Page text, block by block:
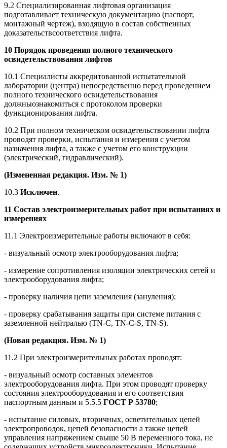
9.2 Специализированная лифтовая организация
подготавливает техническую документацию (паспорт,
монтажный чертеж), входящую в состав собственных
доказательствсоответствия лифта.
10 Порядок проведения полного технического
освидетельствования лифтов
10.1 Специалисты аккредитованной испытательной
лаборатории (центра) непосредственно перед проведением
полного технического освидетельствования
должныознакомиться с протоколом проверки
функционирования лифта.
10.2 При полном техническом освидетельствовании лифта
проводят проверки, испытания и измерения с учетом
назначения лифта, а также с учетом его конструкции
(электрический, гидравлический).
(Измененная редакция. Изм. № 1)
10.3 Исключен.
11 Состав электроизмерительных работ при испытаниях и
измерениях
11.1 Электроизмерительные работы включают в себя:
- визуальный осмотр электрооборудования лифта;
- измерение сопротивления изоляции электрических сетей и
электрооборудования лифта;
- проверку наличия цепи заземления (зануления);
- проверку срабатывания защиты при системе питания с
заземленной нейтралью (TN-C, TN-C-S, TN-S).
(Новая редакция. Изм. № 1)
11.2 При электроизмерительных работах проводят:
- визуальный осмотр составных элементов
электрооборудования лифта. При этом проводят проверку
состояния электрооборудования и его соответствия
паспортным данным и 5.5.5 ГОСТ Р 53780;
- испытание силовых, вторичных, осветительных цепей
электропроводок, цепей безопасности а также цепей
управления напряжением свыше 50 В переменного тока, не